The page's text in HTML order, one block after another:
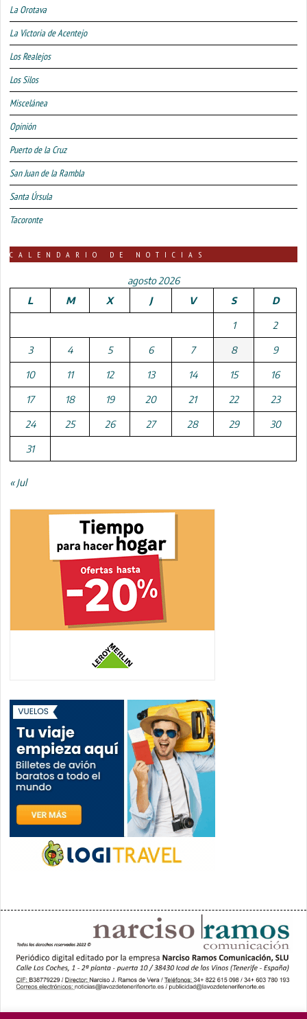
La Orotava
La Victoria de Acentejo
Los Realejos
Los Silos
Miscelánea
Opinión
Puerto de la Cruz
San Juan de la Rambla
Santa Úrsula
Tacoronte
CALENDARIO DE NOTICIAS
agosto 2026
L
M X J V S D
1 2
3 4 5 6 7 8 9
10 11 12 13 14 15 16
17 18 19 20 21 22 23
24 25 26 27 28 29 30
31
« Jul
PORTADA YCODEN DAUTE (7) VALLE DE LA OROTAVA (3)